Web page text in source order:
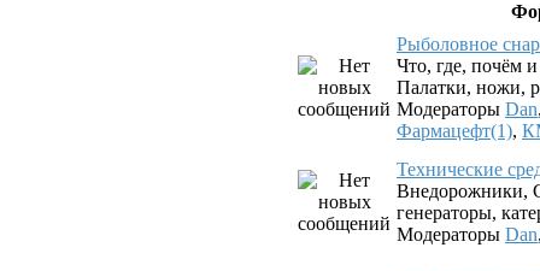
Рыболовное
Что, где, почём
Палатки, ножи,
Модераторы Dan
Фармацефт(1),
Технические
Внедорожники,
генераторы,
Модераторы Dan